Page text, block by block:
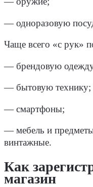
— одноразовую
Чаще всего «с рук»
— брендовую
— бытовую технику;
— смартфоны;
— мебель и
винтажные.
Как
магазин